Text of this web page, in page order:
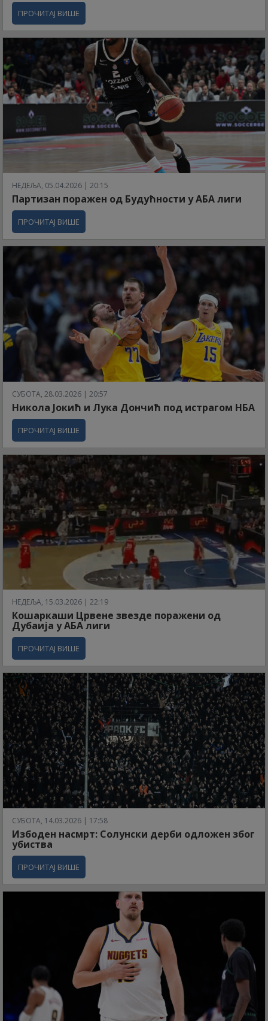
ПРОЧИТАЈ ВИШЕ
НЕДЕЉА, 05.04.2026 | 20:15
Партизан поражен од Будућности у АБА лиги
ПРОЧИТАЈ ВИШЕ
СУБОТА, 28.03.2026 | 20:57
Никола Јокић и Лука Дончић под истрагом НБА
ПРОЧИТАЈ ВИШЕ
НЕДЕЉА, 15.03.2026 | 22:19
Кошаркаши Црвене звезде поражени од
Дубаија у АБА лиги
ПРОЧИТАЈ ВИШЕ
СУБОТА, 14.03.2026 | 17:58
Избоден насмрт: Солунски дерби одложен због
убиства
ПРОЧИТАЈ ВИШЕ